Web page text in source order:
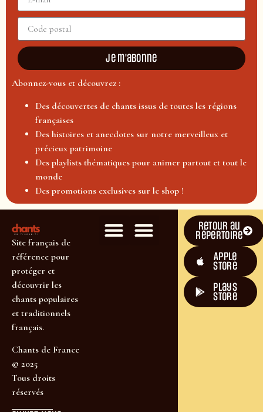
Je m'abonne
Abonnez-vous et découvrez :
Des découvertes de chants issus de toutes les régions
françaises
Des histoires et anecdotes sur notre merveilleux et
précieux patrimoine
Des playlists thématiques pour animer partout et tout le
monde
Des promotions exclusives sur le shop !
Site français de
référence pour
protéger et
découvrir les
chants populaires
et traditionnels
français.
Chants de France
© 2025
Tous droits
réservés
Retour au
répertoire
Apple
Store
plays
store